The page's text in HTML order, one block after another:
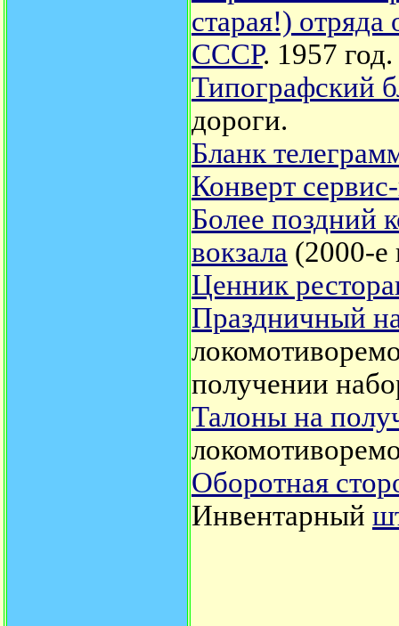
старая!)
СССР. 1957 год.
Типографский
дороги.
Бланк
Конверт
Более поздний
вокзала (2000-е
Ценник
Праздничный
получении
Талоны на
Оборотная
Инвентарный